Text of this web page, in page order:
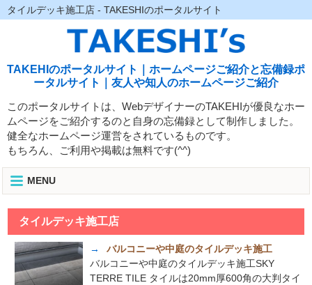
タイルデッキ施工店 - TAKESHIのポータルサイト
TAKEHIのポータルサイト｜ホームページご紹介と忘備録ポ
ータルサイト｜友人や知人のホームページご紹介
このポータルサイトは、WebデザイナーのTAKEHIが優良なホー
ムページをご紹介するのと自身の忘備録として制作しました。
健全なホームページ運営をされているものです。
もちろん、ご利用や掲載は無料です(^^)
MENU
タイルデッキ施工店
→
バルコニーや中庭のタイルデッキ施工
バルコニーや中庭のタイルデッキ施工SKY
TERRE TILE タイルは20mm厚600角の大判タイ